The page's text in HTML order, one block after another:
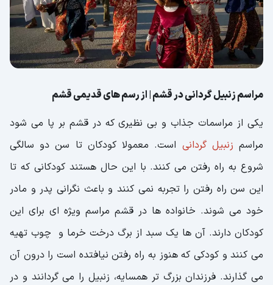
مراسم زنبیل گردانی در قشم | از رسم های قدیمی قشم
یکی از مراسمات جذاب و بی نظیری که در قشم بر پا می شود
مراسم زنبیل گردانی است. معمولا کودکان تا سن دو سالگی
شروع به راه رفتن می کنند. با این حال هستند کودکانی که تا
این سن راه رفتن را تجربه نمی کنند و باعث نگرانی پدر و مادر
خود می شوند. خانواده ها در قشم مراسم ویژه ای برای این
کودکان دارند. آن ها یک سبد از برگ درخت خرما و چوب تهیه
می کنند و کودکی که هنوز به راه رفتن نیافتده است را درون آن
می گذارند. فرزندان بزرگ تر همسایه، زنبیل را می گردانند و در